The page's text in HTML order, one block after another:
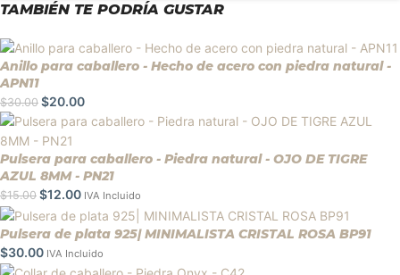
TAMBIÉN TE PODRÍA GUSTAR
Anillo para caballero - Hecho de acero con piedra natural -
APN11
$30.00 $20.00
Pulsera para caballero - Piedra natural - OJO DE TIGRE
AZUL 8MM - PN21
$15.00 $12.00 IVA Incluido
Pulsera de plata 925| MINIMALISTA CRISTAL ROSA BP91
$30.00 IVA Incluido